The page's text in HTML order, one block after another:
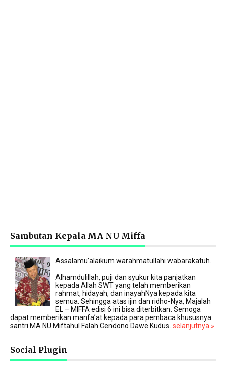
Sambutan Kepala MA NU Miffa
Assalamu’alaikum warahmatullahi wabarakatuh.
Alhamdulillah, puji dan syukur kita panjatkan
kepada Allah SWT yang telah memberikan
rahmat, hidayah, dan inayahNya kepada kita
semua. Sehingga atas ijin dan ridho-Nya, Majalah
EL – MIFFA edisi 6 ini bisa diterbitkan. Semoga
dapat memberikan manfa’at kepada para pembaca khususnya
santri MA NU Miftahul Falah Cendono Dawe Kudus. selanjutnya »
Social Plugin